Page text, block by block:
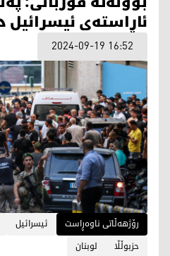
ئاڕاستەی ئیسرائیل
2024-09-19 16:52
رۆژهەڵاتی ناوەڕاست ئیسرائیل
حزبوڵڵا
لوبنان